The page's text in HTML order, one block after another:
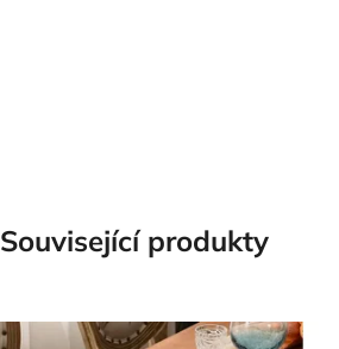
Související produkty